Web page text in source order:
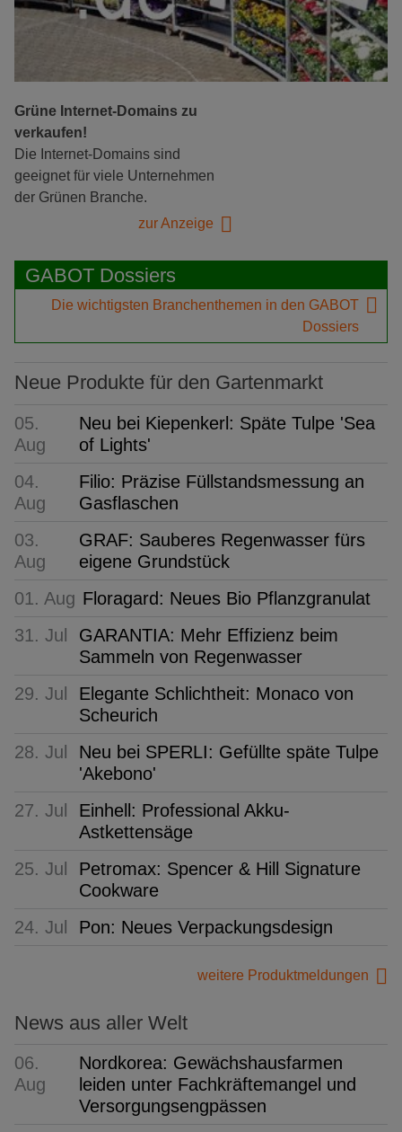
Grüne Internet-Domains zu
verkaufen!
Die Internet-Domains sind
geeignet für viele Unternehmen
der Grünen Branche.
zur Anzeige
GABOT Dossiers
Die wichtigsten Branchenthemen in den GABOT
Dossiers
Neue Produkte für den Gartenmarkt
05.
Aug
Neu bei Kiepenkerl: Späte Tulpe 'Sea
of Lights'
04.
Aug
Filio: Präzise Füllstandsmessung an
Gasflaschen
03.
Aug
GRAF: Sauberes Regenwasser fürs
eigene Grundstück
01. Aug Floragard: Neues Bio Pflanzgranulat
31. Jul
GARANTIA: Mehr Effizienz beim
Sammeln von Regenwasser
29. Jul
Elegante Schlichtheit: Monaco von
Scheurich
28. Jul
Neu bei SPERLI: Gefüllte späte Tulpe
'Akebono'
27. Jul
Einhell: Professional Akku-
Astkettensäge
25. Jul
Petromax: Spencer & Hill Signature
Cookware
24. Jul
Pon: Neues Verpackungsdesign
weitere Produktmeldungen
News aus aller Welt
06.
Aug
Nordkorea: Gewächshausfarmen
leiden unter Fachkräftemangel und
Versorgungsengpässen